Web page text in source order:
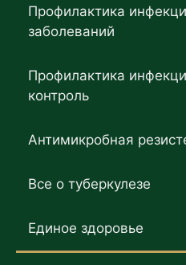
Профилактика
заболеваний
Профилактика
контроль
Антимикробная
Все о туберкулезе
Единое здоровье